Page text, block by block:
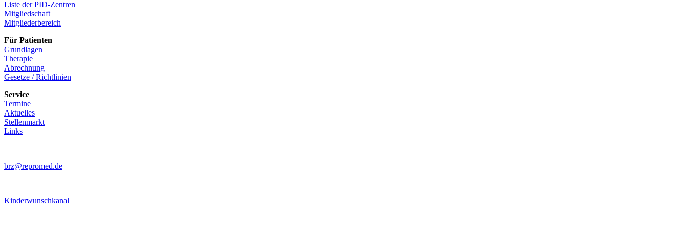
Liste der PID-Zentren
Mitgliedschaft
Mitgliederbereich
Für Patienten
Grundlagen
Therapie
Abrechnung
Gesetze / Richtlinien
Service
Termine
Aktuelles
Stellenmarkt
Links
brz@repromed.de
Kinderwunschkanal